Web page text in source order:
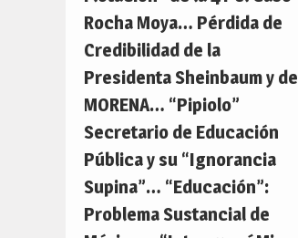
Rocha Moya… Pérdida de
Credibilidad de la
Presidenta Sheinbaum y de
MORENA… “Pipiolo”
Secretario de Educación
Pública y su “Ignorancia
Supina”… “Educación”:
Problema Sustancial de